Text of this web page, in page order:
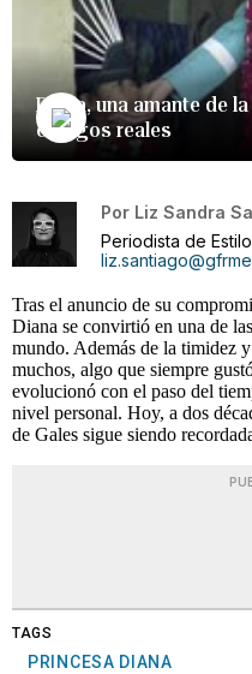
Diana, una amante de
códigos reales
Por Liz Sandra
Periodista de
Tras el anuncio de su
Diana se convirtió en una de
mundo. Además de la timidez
muchos, algo que siempre
evolucionó con el paso del
nivel personal. Hoy, a dos
de Gales sigue siendo
TAGS
PRINCESA DIANA